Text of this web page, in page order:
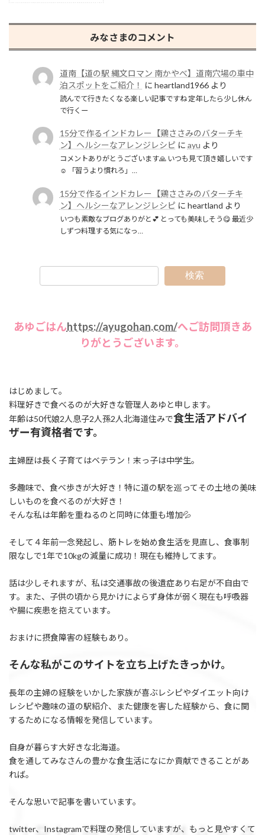
みなさまのコメント
道南【道の駅 縄文ロマン 南かやべ】道南穴場の車中
泊スポットをご紹介！
に heartland1966より
読んでて行きたくなる楽しい記事ですね 定年したら少し休ん
で行くー
15分で作るインドカレー【鶏ささみのバターチキ
ン】ヘルシーなアレンジレシピ に ayu より
コメントありがとうございます🙏 いつも見て頂き嬉しいです
☺️ 「習うより慣れろ」…
15分で作るインドカレー【鶏ささみのバターチキ
ン】ヘルシーなアレンジレシピ に heartland より
いつも素敵なブログありがと💕 とっても美味しそう😋 最近少
しずつ料理する気になっ…
検索
あゆごはんhttps://ayugohan.com/へご訪問頂きあ
りがとうございます。
はじめまして。
料理好きで食べるのが大好きな管理人あゆと申します。
年齢は50代娘2人息子2人孫2人北海道住みで食生活アドバイ
ザー有資格者です。
主婦歴は長く子育てはベテラン！末っ子は中学生。
多趣味で、食べ歩きが大好き！特に道の駅を巡ってその土地の美味
しいものを食べるのが大好き！
そんな私は年齢を重ねるのと同時に体重も増加💦
そして４年前一念発起し、筋トレを始め食生活を見直し、食事制
限なしで1年で10kgの減量に成功！現在も維持してます。
話は少しそれますが、私は交通事故の後遺症あり右足が不自由で
す。また、子供の頃から見かけによらず身体が弱く現在も呼吸器
や腸に疾患を抱えています。
おまけに摂食障害の経験もあり。
そんな私がこのサイトを立ち上げたきっかけ。
長年の主婦の経験をいかした家族が喜ぶレシピやダイエット向け
レシピや趣味の道の駅紹介、また健康を害した経験から、食に関
するためになる情報を発信しています。
自身が暮らす大好きな北海道。
食を通してみなさんの豊かな食生活になにか貢献できることがあ
れば。
そんな思いで記事を書いています。
twitter、Instagramで料理の発信していますが、もっと見やすくて